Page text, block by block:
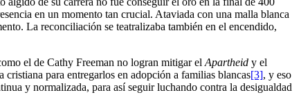
en un momento tan crucial. Ataviada con una malla blanca
La reconciliación se teatralizaba también en el encendido,
el de Cathy Freeman no logran mitigar el Apartheid y el
para entregarlos en adopción a familias blancas[3], y eso
y normalizada, para así seguir luchando contra la desigualdad